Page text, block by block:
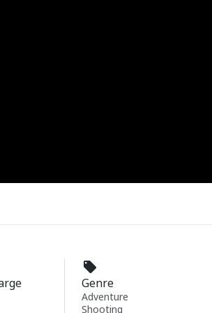
Genre
Adventure
Shooting